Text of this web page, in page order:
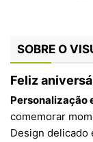
SOBRE O
Feliz
Personalização
comemorar
Design delicado